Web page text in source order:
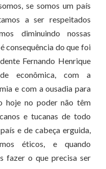
se somos um país
a ser respeitados
diminuindo nossas
consequência do que foi
Fernando Henrique
econômica, com a
e com a ousadia para
hoje no poder não têm
e tucanas de todo
e de cabeça erguida,
éticos, e quando
fazer o que precisa ser